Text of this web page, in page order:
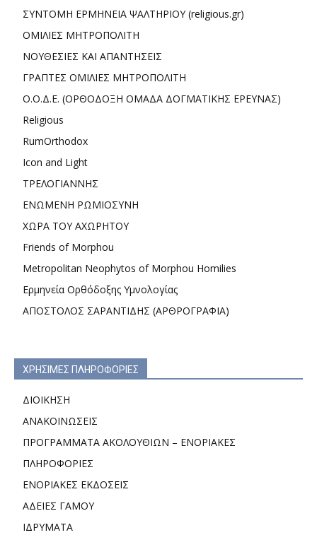
ΣΥΝΤΟΜΗ ΕΡΜΗΝΕΙΑ ΨΑΛΤΗΡΙΟΥ (religious.gr)
ΟΜΙΛΙΕΣ ΜΗΤΡΟΠΟΛΙΤΗ
ΝΟΥΘΕΣΙΕΣ ΚΑΙ ΑΠΑΝΤΗΣΕΙΣ
ΓΡΑΠΤΕΣ ΟΜΙΛΙΕΣ ΜΗΤΡΟΠΟΛΙΤΗ
Ο.Ο.Δ.Ε. (ΟΡΘΟΔΟΞΗ ΟΜΑΔΑ ΔΟΓΜΑΤΙΚΗΣ ΕΡΕΥΝΑΣ)
Religious
RumOrthodox
Icon and Light
ΤΡΕΛΟΓΙΑΝΝΗΣ
ΕΝΩΜΕΝΗ ΡΩΜΙΟΣΥΝΗ
ΧΩΡΑ ΤΟΥ ΑΧΩΡΗΤΟΥ
Friends of Morphou
Metropolitan Neophytos of Morphou Homilies
Ερμηνεία Ορθόδοξης Υμνολογίας
ΑΠΟΣΤΟΛΟΣ ΣΑΡΑΝΤΙΔΗΣ (ΑΡΘΡΟΓΡΑΦΙΑ)
ΧΡΗΣΙΜΕΣ ΠΛΗΡΟΦΟΡΙΕΣ
ΔΙΟΙΚΗΣΗ
ΑΝΑΚΟΙΝΩΣΕΙΣ
ΠΡΟΓΡΑΜΜΑΤΑ ΑΚΟΛΟΥΘΙΩΝ – ΕΝΟΡΙΑΚΕΣ
ΠΛΗΡΟΦΟΡΙΕΣ
ΕΝΟΡΙΑΚΕΣ ΕΚΔΟΣΕΙΣ
ΑΔΕΙΕΣ ΓΑΜΟΥ
ΙΔΡΥΜΑΤΑ